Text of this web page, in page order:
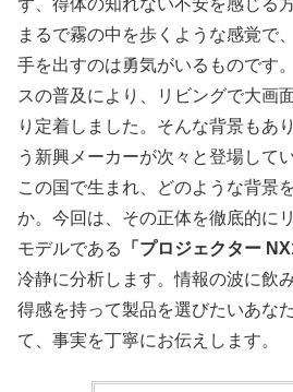
ず、得体の知れない不安を感じる
まるで霧の中を歩くような感覚で
手を出すのは勇気がいるものです
スの普及により、リビングで大画
り定着しました。そんな背景もあ
う新興メーカーが次々と登場して
この国で生まれ、どのような背景
か。今回は、その正体を徹底的に
モデルである
「プロジェクター
冷静に分析します。情報の波に飲
得感を持って製品を選びたいあな
て、事実を丁寧にお伝えします。